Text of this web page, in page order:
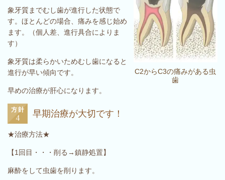
C2からC3の痛みがある虫
歯
象牙質までむし歯が進行した状態で
す。ほとんどの場合、痛みを感じ始め
ます。（個人差、進行具合によりま
す）
象牙質は柔らかいためむし歯になると
進行が早い傾向です。
早めの治療が肝心になります。
早期治療が大切です！
★治療方法★
【1回目・・・削る→鎮静処置】
麻酔をして虫歯を削ります。